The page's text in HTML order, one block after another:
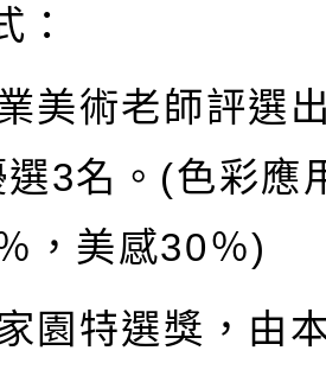
：
美術老師評選
選3名。(色彩應
，美感30％)
園特選獎，由